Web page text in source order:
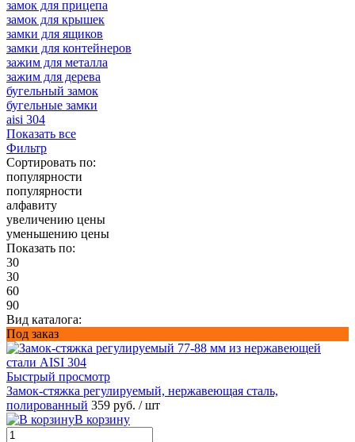
замок для прицепа
замок для крышек
замки для ящиков
замки для контейнеров
зажим для металла
зажим для дерева
бугельный замок
бугельные замки
aisi 304
Показать все
Фильтр
Сортировать по:
популярности
популярности
алфавиту
увеличению цены
уменьшению цены
Показать по:
30
30
60
90
Вид каталога:
Под заказ
Быстрый просмотр
Замок-стяжка регулируемый, нержавеющая сталь,
полированный 359 руб. / шт
В корзину